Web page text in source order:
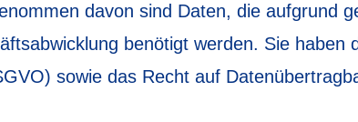
davon sind Daten, die aufgrund
benötigt werden. Sie
sowie das Recht auf